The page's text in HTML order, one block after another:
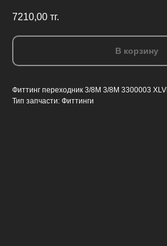
7210,00 тг.
В корзину
Фиттинг переходник 3/8M 3/8M 3300003 XLVI
Тип запчасти: Фиттинги